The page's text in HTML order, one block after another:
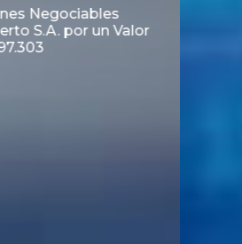
PAGBAM asesoró a
autorización para la
Certificados de
Fideicomiso Financiero